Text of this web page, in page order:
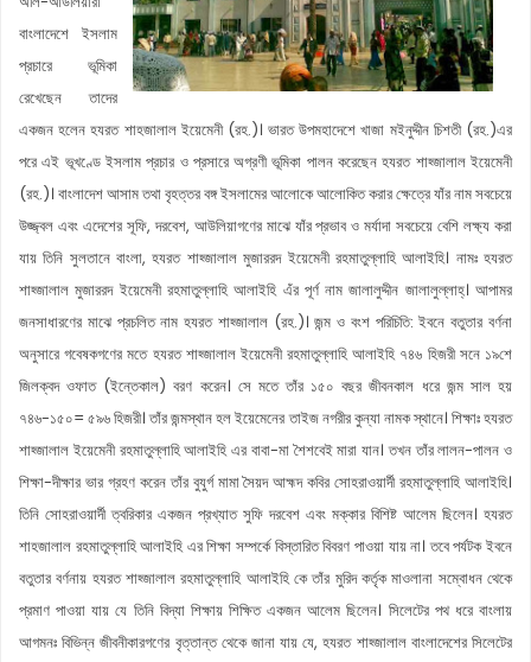
বাংলাদেশে ইসলাম
প্রচারে ভূমিকা
রেখেছেন তাদের
একজন হলেন হযরত শাহজালাল ইয়েমেনী (রহ.)। ভারত উপমহাদেশে খাজা মইনুদ্দীন চিশতী (রহ.)এর
পরে এই ভূখণ্ডে ইসলাম প্রচার ও প্রসারে অগ্রণী ভূমিকা পালন করেছেন হযরত শাহ্জালাল ইয়েমেনী
(রহ.)। বাংলাদেশ আসাম তথা বৃহত্তর বঙ্গ ইসলামের আলোকে আলোকিত করার ক্ষেত্রে যাঁর নাম সবচেয়ে
উজ্জ্বল এবং এদেশের সূফি, দরবেশ, আউলিয়াগণের মাঝে যাঁর প্রভাব ও মর্যাদা সবচেয়ে বেশি লক্ষ্য করা
যায় তিনি সুলতানে বাংলা, হযরত শাহ্জালাল মুজাররদ ইয়েমেনী রহমাতুল্লাহি আলাইহি। নামঃ হযরত
শাহ্জালাল মুজাররদ ইয়েমেনী রহমাতুল্লাহি আলাইহি এঁর পূর্ণ নাম জালালুদ্দীন জালালুল্লাহ্। আপামর
জনসাধারণের মাঝে প্রচলিত নাম হযরত শাহ্জালাল (রহ.)। জন্ম ও বংশ পরিচিতি: ইবনে বতুতার বর্ণনা
অনুসারে গবেষকগণের মতে হযরত শাহ্জালাল ইয়েমেনী রহমাতুল্লাহি আলাইহি ৭৪৬ হিজরী সনে ১৯শে
জিলক্বদ ওফাত (ইন্তেকাল) বরণ করেন। সে মতে তাঁর ১৫০ বছর জীবনকাল ধরে জন্ম সাল হয়
৭৪৬-১৫০= ৫৯৬ হিজরী। তাঁর জন্মস্থান হল ইয়েমেনের তাইজ নগরীর কুন্যা নামক স্থানে। শিক্ষাঃ হযরত
শাহ্জালাল ইয়েমেনী রহমাতুল্লাহি আলাইহি এর বাবা-মা শৈশবেই মারা যান। তখন তাঁর লালন-পালন ও
শিক্ষা-দীক্ষার ভার গ্রহণ করেন তাঁর বুযুর্গ মামা সৈয়দ আহ্মদ কবির সোহরাওয়ার্দী রহমাতুল্লাহি আলাইহি।
তিনি সোহরাওয়ার্দী ত্বরিকার একজন প্রখ্যাত সুফি দরবেশ এবং মক্কার বিশিষ্ট আলেম ছিলেন। হযরত
শাহজালাল রহমাতুল্লাহি আলাইহি এর শিক্ষা সম্পর্কে বিস্তারিত বিবরণ পাওয়া যায় না। তবে পর্যটক ইবনে
বতুতার বর্ণনায় হযরত শাহ্জালাল রহমাতুল্লাহি আলাইহি কে তাঁর মুরিদ কর্তৃক মাওলানা সম্বোধন থেকে
প্রমাণ পাওয়া যায় যে তিনি বিদ্যা শিক্ষায় শিক্ষিত একজন আলেম ছিলেন। সিলেটের পথ ধরে বাংলায়
আগমনঃ বিভিন্ন জীবনীকারগণের বৃত্তান্ত থেকে জানা যায় যে, হযরত শাহ্জালাল বাংলাদেশের সিলেটের